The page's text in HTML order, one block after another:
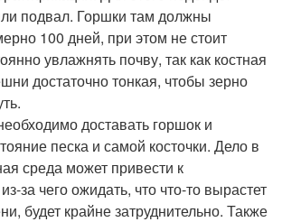
подвал. Горшки там должны
100 дней, при этом не стоит
увлажнять почву, так как костная
достаточно тонкая, чтобы зерно
доставать горшок и
песка и самой косточки. Дело в
среда может привести к
за чего ожидать, что что-то вырастет
будет крайне затруднительно. Также